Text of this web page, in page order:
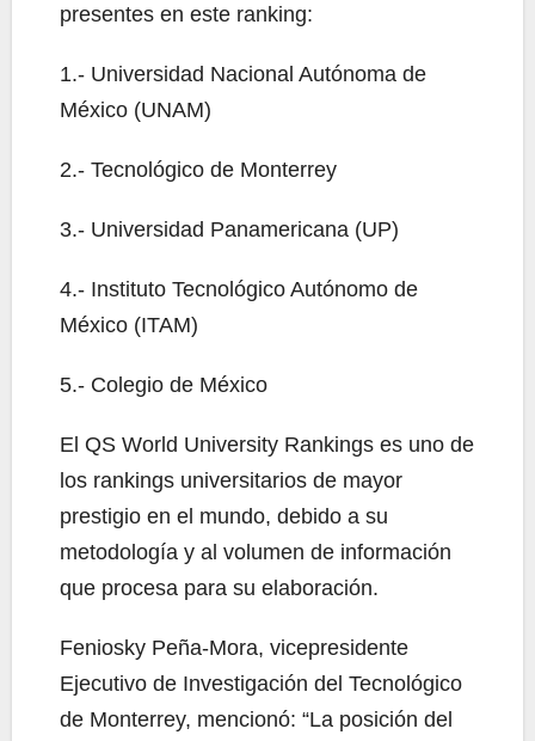
presentes en este ranking:
1.- Universidad Nacional Autónoma de
México (UNAM)
2.- Tecnológico de Monterrey
3.- Universidad Panamericana (UP)
4.- Instituto Tecnológico Autónomo de
México (ITAM)
5.- Colegio de México
El QS World University Rankings es uno de
los rankings universitarios de mayor
prestigio en el mundo, debido a su
metodología y al volumen de información
que procesa para su elaboración.
Feniosky Peña-Mora, vicepresidente
Ejecutivo de Investigación del Tecnológico
de Monterrey, mencionó: “La posición del